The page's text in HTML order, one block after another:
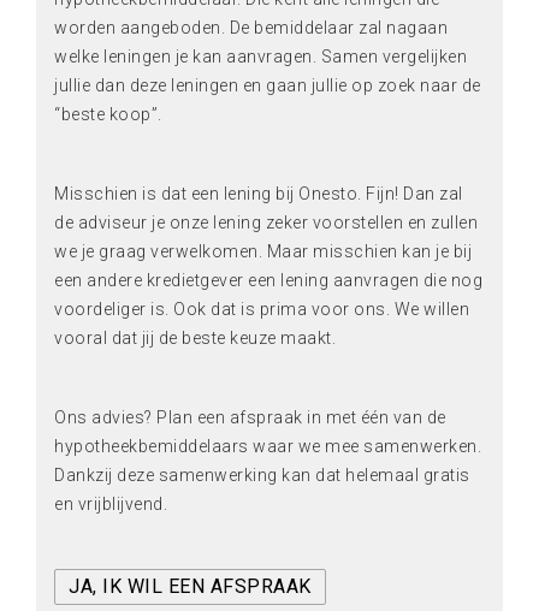
worden aangeboden. De bemiddelaar zal nagaan
welke leningen je kan aanvragen. Samen vergelijken
jullie dan deze leningen en gaan jullie op zoek naar de
“beste koop”.
Misschien is dat een lening bij Onesto. Fijn! Dan zal
de adviseur je onze lening zeker voorstellen en zullen
we je graag verwelkomen. Maar misschien kan je bij
een andere kredietgever een lening aanvragen die nog
voordeliger is. Ook dat is prima voor ons. We willen
vooral dat jij de beste keuze maakt.
Ons advies? Plan een afspraak in met één van de
hypotheekbemiddelaars waar we mee samenwerken.
Dankzij deze samenwerking kan dat helemaal gratis
en vrijblijvend.
JA, IK WIL EEN AFSPRAAK